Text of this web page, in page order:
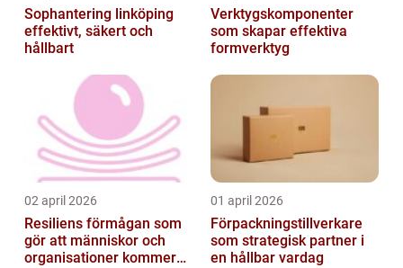
Sophantering linköping
effektivt, säkert och
hållbart
Verktygskomponenter
som skapar effektiva
formverktyg
02 april 2026
Resiliens förmågan som
gör att människor och
organisationer kommer
01 april 2026
Förpackningstillverkare
som strategisk partner i
en hållbar vardag